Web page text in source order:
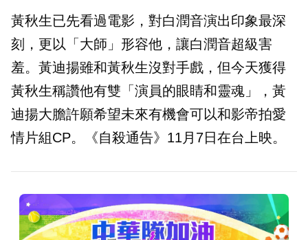
黃秋生已先看過電影，對白潤音演出印象最深
刻，更以「大師」形容他，讓白潤音超級害
羞。黃迪揚雖和黃秋生沒對手戲，但今天獲得
黃秋生稱讚他有雙「演員的眼睛和靈魂」，黃
迪揚大膽許願希望未來有機會可以和影帝拍愛
情片組CP。《自殺通告》11月7日在台上映。